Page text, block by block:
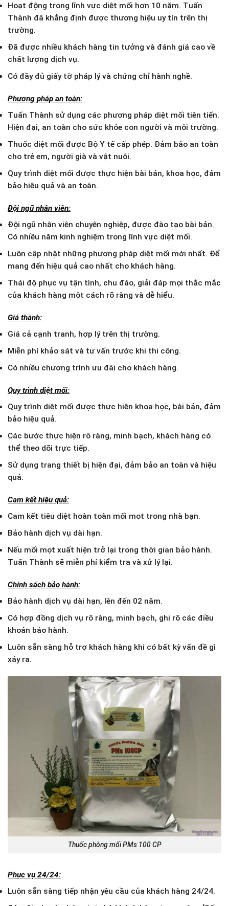
Hoạt động trong lĩnh vực diệt mối hơn 10 năm. Tuấn
Thành đã khẳng định được thương hiệu uy tín trên thị
trường.
Đã được nhiều khách hàng tin tưởng và đánh giá cao về
chất lượng dịch vụ.
Có đầy đủ giấy tờ pháp lý và chứng chỉ hành nghề.
Phương pháp an toàn:
Tuấn Thành sử dụng các phương pháp diệt mối tiên tiến.
Hiện đại, an toàn cho sức khỏe con người và môi trường.
Thuốc diệt mối được Bộ Y tế cấp phép. Đảm bảo an toàn
cho trẻ em, người già và vật nuôi.
Quy trình diệt mối được thực hiện bài bản, khoa học, đảm
bảo hiệu quả và an toàn.
Đội ngũ nhân viên:
Đội ngũ nhân viên chuyên nghiệp, được đào tạo bài bản.
Có nhiều năm kinh nghiệm trong lĩnh vực diệt mối.
Luôn cập nhật những phương pháp diệt mối mới nhất. Để
mang đến hiệu quả cao nhất cho khách hàng.
Thái độ phục vụ tận tình, chu đáo, giải đáp mọi thắc mắc
của khách hàng một cách rõ ràng và dễ hiểu.
Giá thành:
Giá cả cạnh tranh, hợp lý trên thị trường.
Miễn phí khảo sát và tư vấn trước khi thi công.
Có nhiều chương trình ưu đãi cho khách hàng.
Quy trình diệt mối:
Quy trình diệt mối được thực hiện khoa học, bài bản, đảm
bảo hiệu quả.
Các bước thực hiện rõ ràng, minh bạch, khách hàng có
thể theo dõi trực tiếp.
Sử dụng trang thiết bị hiện đại, đảm bảo an toàn và hiệu
quả.
Cam kết hiệu quả:
Cam kết tiêu diệt hoàn toàn mối mọt trong nhà bạn.
Bảo hành dịch vụ dài hạn.
Nếu mối mọt xuất hiện trở lại trong thời gian bảo hành.
Tuấn Thành sẽ miễn phí kiểm tra và xử lý lại.
Chính sách bảo hành:
Bảo hành dịch vụ dài hạn, lên đến 02 năm.
Có hợp đồng dịch vụ rõ ràng, minh bạch, ghi rõ các điều
khoản bảo hành.
Luôn sẵn sàng hỗ trợ khách hàng khi có bất kỳ vấn đề gì
xảy ra.
Thuốc phòng mối PMs 100 CP
Phục vụ 24/24:
Luôn sẵn sàng tiếp nhận yêu cầu của khách hàng 24/24.